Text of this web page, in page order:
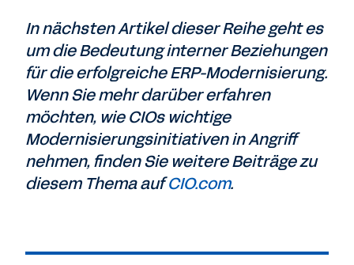
In nächsten Artikel dieser Reihe geht es
um die Bedeutung interner Beziehungen
für die erfolgreiche ERP-Modernisierung.
Wenn Sie mehr darüber erfahren
möchten, wie CIOs wichtige
Modernisierungsinitiativen in Angriff
nehmen, finden Sie weitere Beiträge zu
diesem Thema aufCIO.com.